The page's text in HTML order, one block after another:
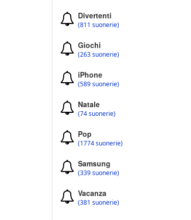
Divertenti
(811 suonerie)
Giochi
(263 suonerie)
iPhone
(589 suonerie)
Natale
(74 suonerie)
Pop
(1774 suonerie)
Samsung
(339 suonerie)
Vacanza
(381 suonerie)